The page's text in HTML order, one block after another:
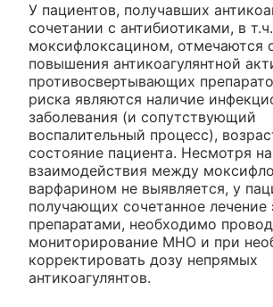
У пациентов, получавших
сочетании с антибиотиками, в
моксифлоксацином, отмечаются
повышения антикоагулянтной
противосвертывающих
риска являются наличие
заболевания (и сопутствующий
воспалительный процесс),
состояние пациента. Несмотря
взаимодействия между
варфарином не выявляется, у
получающих сочетанное лечение
препаратами, необходимо
мониторирование МНО и при
корректировать дозу непрямых
антикоагулянтов.